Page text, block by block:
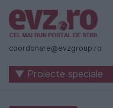
Știri
naționale
internaționale
coordonare@evzgroup.ro
▼ Proiecte speciale